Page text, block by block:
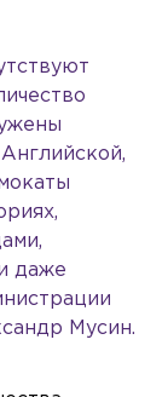
даже
Мусин.